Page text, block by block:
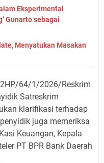
Eksperimental
Gunarto sebagai
Menyatukan Masakan
64/1/2026/Reskrim
Satreskrim
klarifikasi terhadap
juga memeriksa
Keuangan, Kepala
PT BPR Bank Daerah